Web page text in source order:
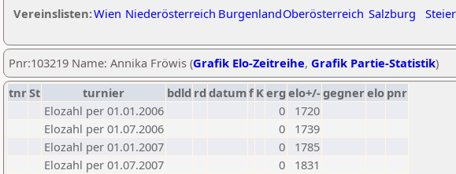
Vereinslisten:Wien Niederösterreich BurgenlandOberösterreich Salzburg
Pnr:103219 Name: Annika Fröwis (Grafik Elo-Zeitreihe, Grafik Partie-Statistik)
tnrSt turnier bdld rd datumf Kerg elo+/-gegnerelo pnr
Elozahl per 01.01.2006
0
1720
Elozahl per 01.07.2006
0
1739
Elozahl per 01.01.2007
0
1785
Elozahl per 01.07.2007
0
1831